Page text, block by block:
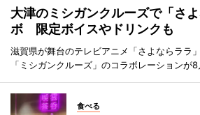
大津のミシガンクルーズで「さ
ボ 限定ボイスやドリンクも
滋賀県が舞台のテレビアニメ「さよならララ
「ミシガンクルーズ」のコラボレーションが8
食べる